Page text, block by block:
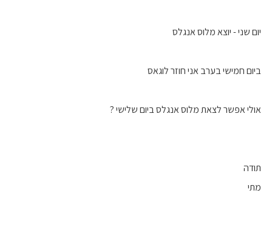
יום שני - יוצא מלוס אנגלס
ביום חמישי בערב אני חוזר לוגאס
אולי אפשר לצאת מלוס אנגלס ביום שלישי ?
תודה
מתי